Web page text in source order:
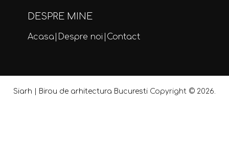
DESPRE MINE
Acasa Despre noi Contact
Siarh | Birou de arhitectura Bucuresti Copyright © 2026.